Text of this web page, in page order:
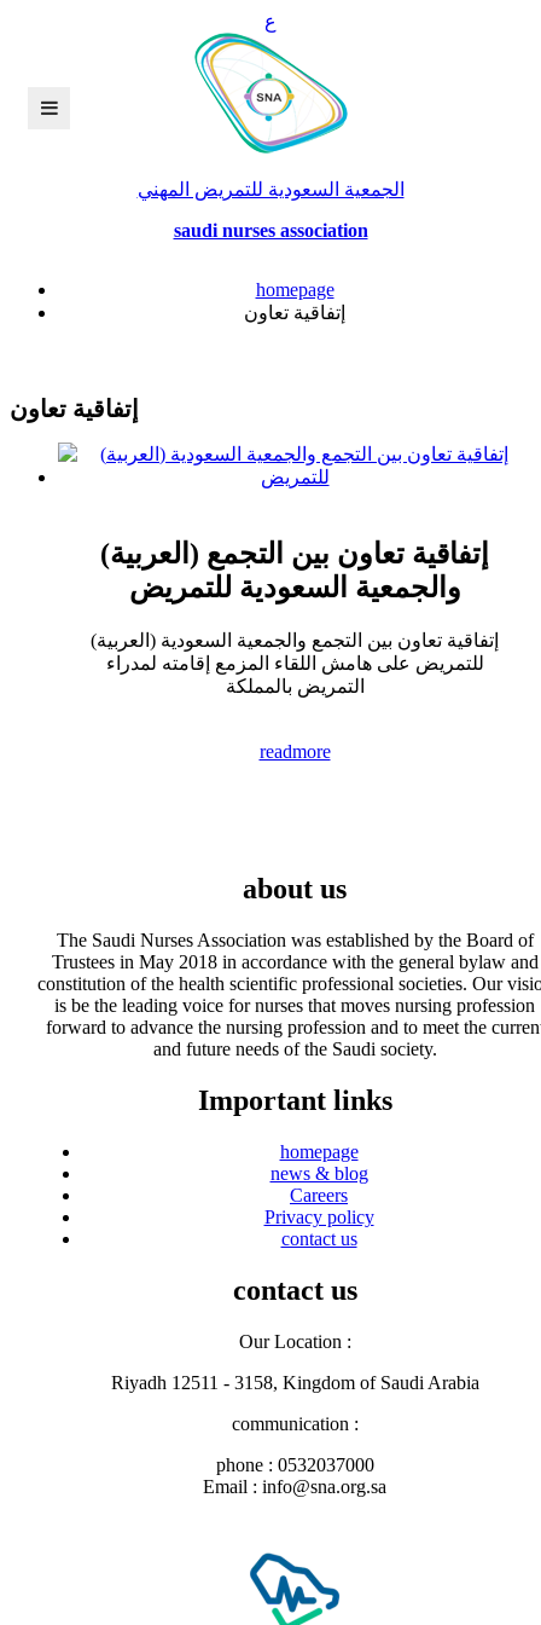
ع
الجمعية السعودية للتمريض المهني
saudi nurses association
homepage
إتفاقية تعاون
إتفاقية تعاون
(العربية) إتفاقية تعاون بين التجمع
والجمعية السعودية للتمريض
(العربية) إتفاقية تعاون بين التجمع والجمعية السعودية
للتمريض على هامش اللقاء المزمع إقامته لمدراء
التمريض بالمملكة
readmore
about us
The Saudi Nurses Association was established by the Board of
Trustees in May 2018 in accordance with the general bylaw and
constitution of the health scientific professional societies. Our
is be the leading voice for nurses that moves nursing profession
forward to advance the nursing profession and to meet the
and future needs of the Saudi society.
Important links
homepage
news & blog
Careers
Privacy policy
contact us
contact us
Our Location :
Riyadh 12511 - 3158, Kingdom of Saudi Arabia
communication :
phone : 0532037000
Email : info@sna.org.sa